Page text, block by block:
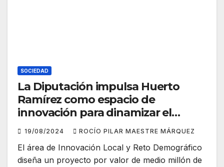
SOCIEDAD
La Diputación impulsa Huerto
Ramírez como espacio de
innovación para dinamizar el
sector forestal y la población rural
19/08/2024 ROCÍO PILAR MAESTRE MÁRQUEZ
El área de Innovación Local y Reto Demográfico
diseña un proyecto por valor de medio millón de